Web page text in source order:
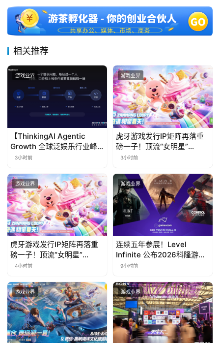
上
海
站
文
国
)
相关推荐
游戏业界
【ThinkingAI Agentic
Growth 全球泛娱乐行业峰
会】Agent 时代，人到底负
3小时前
游戏业界
虎牙游戏发行IP矩阵再落重
磅一子！顶流“女明星”
ZANMANG LOOPY 正版3D
曝光
3小时前
游戏业界
虎牙游戏发行IP矩阵再落重
磅一子！顶流“女明星”
ZANMANG LOOPY 正版3D
曝光
4小时前
游戏业界
连续五年参展！Level
Infinite 公布2026科隆游戏
展产品阵容
9小时前
游戏业界 游戏业界